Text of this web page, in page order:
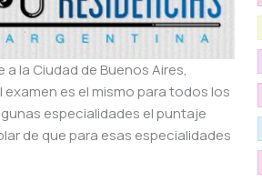
a la Ciudad de Buenos Aires,
es el mismo para todos los
especialidades el puntaje
de que para esas especialidades